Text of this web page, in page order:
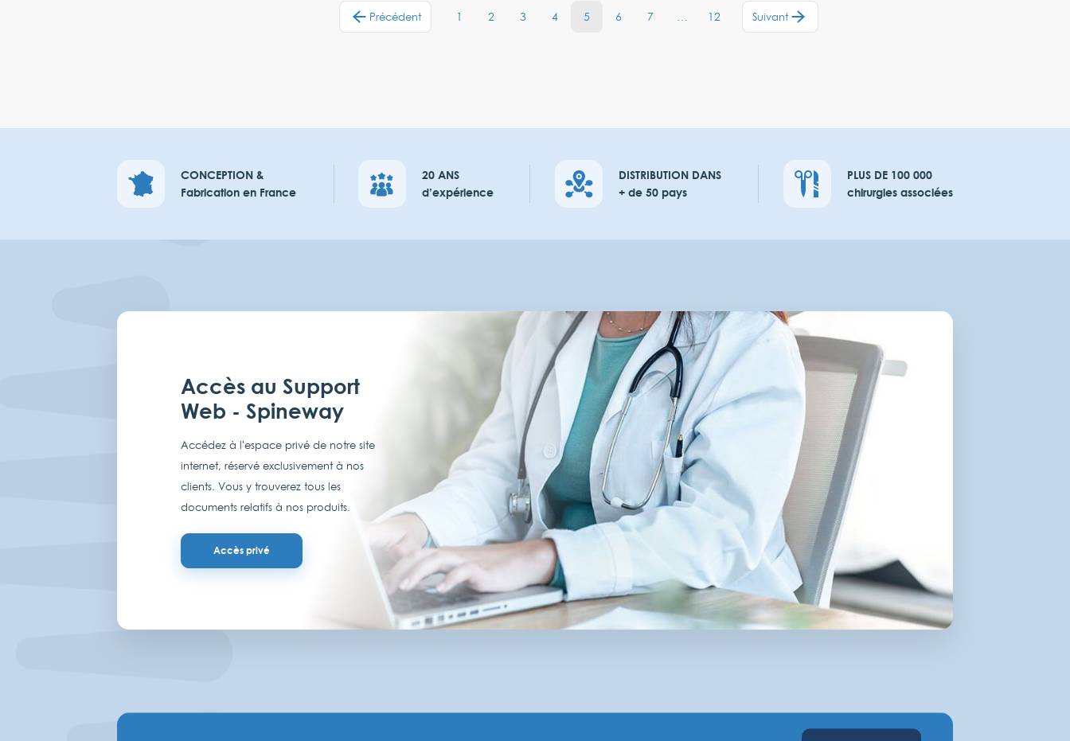
Précédent 1 2 3 4 5 6 7 … 12 Suivant
CONCEPTION &
Fabrication en France
20 ANS
d’expérience
DISTRIBUTION DANS
+ de 50 pays
PLUS DE 100 000
chirurgies associées
Accès au Support
Web - Spineway
Accédez à l'espace privé de notre site
internet, réservé exclusivement à nos
clients. Vous y trouverez tous les
documents relatifs à nos produits.
Accès privé